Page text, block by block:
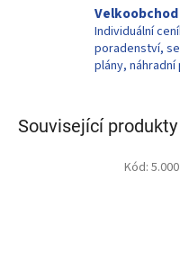
Velkoobchod
Individuální
poradenství,
plány, náhradní
Související produkty
Kód: